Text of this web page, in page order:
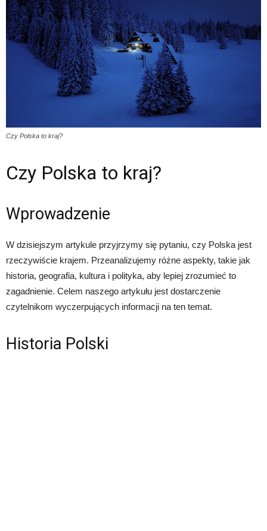
Czy Polska to kraj?
Czy Polska to kraj?
Wprowadzenie
W dzisiejszym artykule przyjrzymy się pytaniu, czy Polska jest
rzeczywiście krajem. Przeanalizujemy różne aspekty, takie jak
historia, geografia, kultura i polityka, aby lepiej zrozumieć to
zagadnienie. Celem naszego artykułu jest dostarczenie
czytelnikom wyczerpujących informacji na ten temat.
Historia Polski